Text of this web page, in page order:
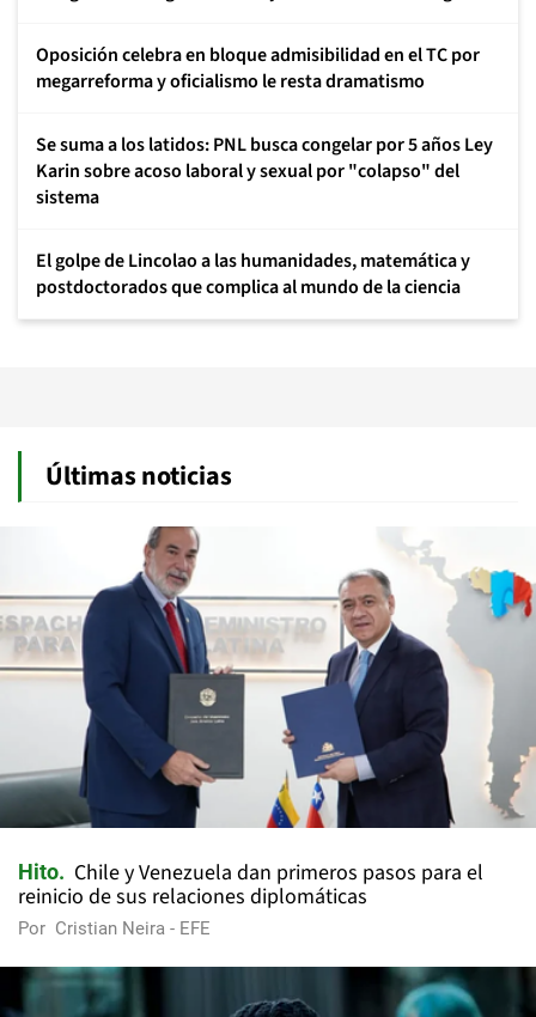
Oposición celebra en bloque admisibilidad en el TC por
megarreforma y oficialismo le resta dramatismo
Se suma a los latidos: PNL busca congelar por 5 años Ley
Karin sobre acoso laboral y sexual por "colapso" del
sistema
El golpe de Lincolao a las humanidades, matemática y
postdoctorados que complica al mundo de la ciencia
Últimas noticias
Hito
Chile y Venezuela dan primeros pasos para el
reinicio de sus relaciones diplomáticas
Por Cristian Neira - EFE